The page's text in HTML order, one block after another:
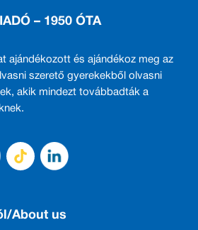
– 1950 ÓTA
ajándékozott és ajándékoz meg az
szerető gyerekekből olvasni
akik mindezt továbbadták a
About us